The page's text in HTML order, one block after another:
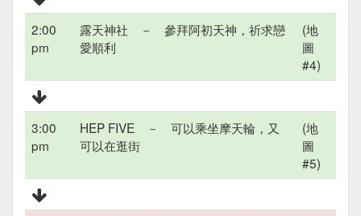
2:00
pm
露天神社 － 參拜阿初天神，祈求戀
愛順利
(地
圖
#4)
3:00
pm
HEP FIVE － 可以乘坐摩天輪，又
可以在逛街
(地
圖
#5)